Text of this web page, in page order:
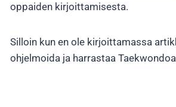
oppaiden kirjoittamisesta.
Silloin kun en ole kirjoittamassa
ohjelmoida ja harrastaa